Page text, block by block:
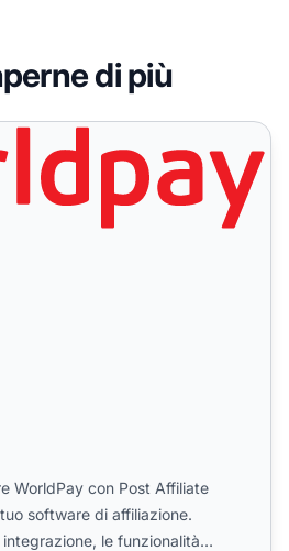
di più
WorldPay con Post Affiliate
software di affiliazione.
le funzionalità